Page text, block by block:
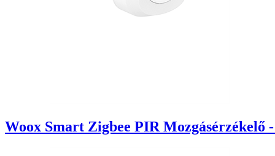
Woox Smart Zigbee PIR Mozgásérzékelő